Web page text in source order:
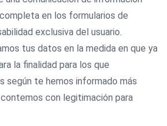
en los formularios de
exclusiva del usuario.
tus datos en la medida en que ya
la finalidad para los que
según te hemos informado más
contemos con legitimación para